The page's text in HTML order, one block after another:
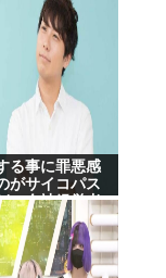
る事に罪悪感
がサイコパス
、会社経営者
んだろ？